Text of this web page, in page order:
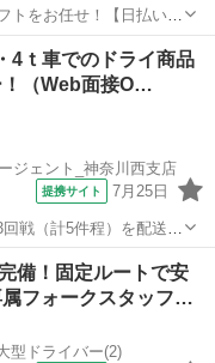
トをお任せ！【日払い＆
4ｔ車でのドライ商品
！（Web面接O…
ジェント_神奈川西支店
提携サイト 7月25日
戦（計5件程）を配送し
流れ☆ 担当者：03-5619-462...
備！固定ルートで安
フォークスタッフ…
型ドライバー(2)